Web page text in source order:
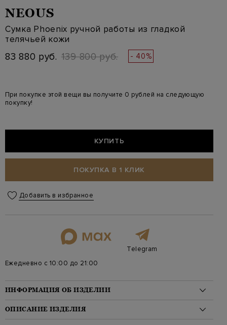
NEOUS
Сумка Phoenix ручной работы из гладкой
телячьей кожи
83 880 руб. 139 800 руб. - 40%
При покупке этой вещи вы получите 0 рублей на следующую
покупку!
КУПИТЬ
ПОКУПКА В 1 КЛИК
Добавить в избранное
Telegram
Ежедневно с 10:00 до 21:00
ИНФОРМАЦИЯ ОБ ИЗДЕЛИИ
Материал: кожа 100%
Стиль: Среднего размера, На плечо
ОПИСАНИЕ ИЗДЕЛИЯ